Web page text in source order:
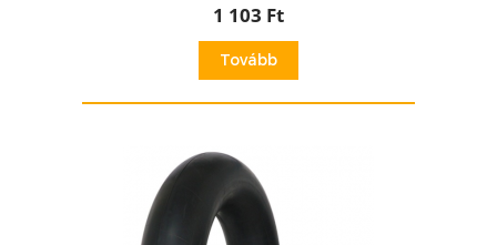
1 103 Ft
Tovább